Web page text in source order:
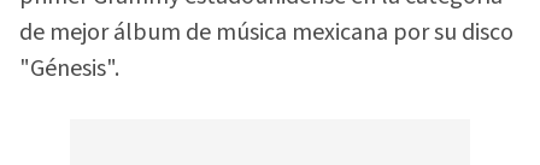
de mejor álbum de música mexicana por su disco
"Génesis".